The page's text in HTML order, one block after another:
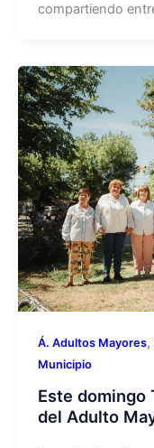
compartiendo
Á. Adultos Mayores,
Municipio
Este domingo
del Adulto